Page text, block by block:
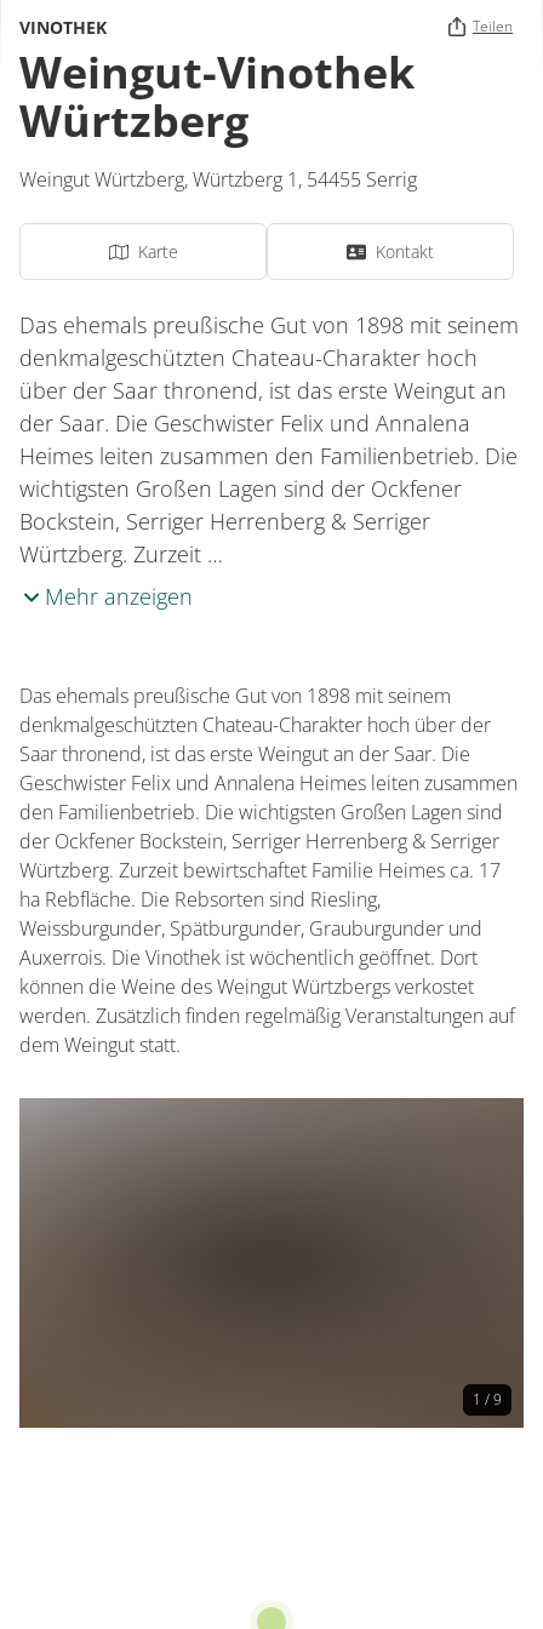
VINOTHEK Teilen
Weingut-Vinothek
Würtzberg
Weingut Würtzberg,Würtzberg 1, 54455 Serrig
Karte Kontakt
Das ehemals preußische Gut von 1898 mit seinem
denkmalgeschützten Chateau-Charakter hoch
über der Saar thronend, ist das erste Weingut an
der Saar. Die Geschwister Felix und Annalena
Heimes leiten zusammen den Familienbetrieb. Die
wichtigsten Großen Lagen sind der Ockfener
Bockstein, Serriger Herrenberg & Serriger
Würtzberg. Zurzeit …
Mehr anzeigen
Das ehemals preußische Gut von 1898 mit seinem
denkmalgeschützten Chateau-Charakter hoch über der
Saar thronend, ist das erste Weingut an der Saar. Die
Geschwister Felix und Annalena Heimes leiten zusammen
den Familienbetrieb. Die wichtigsten Großen Lagen sind
der Ockfener Bockstein, Serriger Herrenberg & Serriger
Würtzberg. Zurzeit bewirtschaftet Familie Heimes ca. 17
ha Rebfläche. Die Rebsorten sind Riesling,
Weissburgunder, Spätburgunder, Grauburgunder und
Auxerrois. Die Vinothek ist wöchentlich geöffnet. Dort
können die Weine des Weingut Würtzbergs verkostet
werden. Zusätzlich finden regelmäßig Veranstaltungen auf
dem Weingut statt.
1 / 9